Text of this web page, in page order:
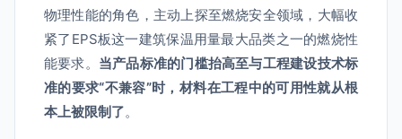
物理性能的角色，主动上探至燃烧安全领域，大幅收
紧了EPS板这一建筑保温用量最大品类之一的燃烧性
能要求。 当产品标准的门槛抬高至与工程建设技术标
准的要求“不兼容”时，材料在工程中的可用性就从根
本上被限制了。